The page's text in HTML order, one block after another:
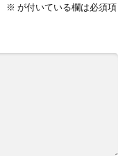
※ が付いている欄は必須項